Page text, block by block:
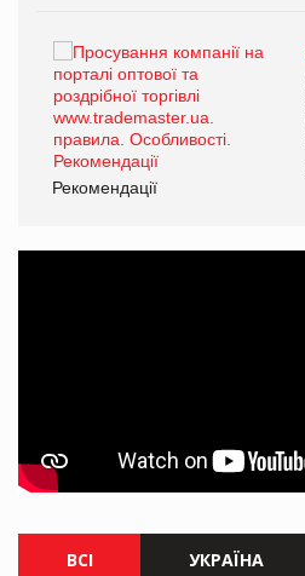
Рекомендації
ВСІ УКРАЇНА